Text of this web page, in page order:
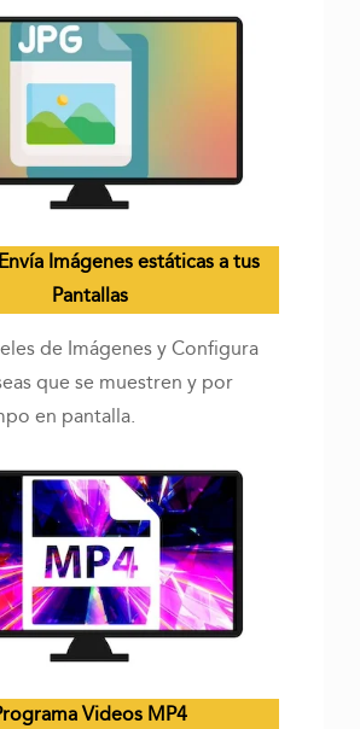
Imágenes estáticas a tus
Pantallas
de Imágenes y Configura
que se muestren y por
en pantalla.
Videos MP4